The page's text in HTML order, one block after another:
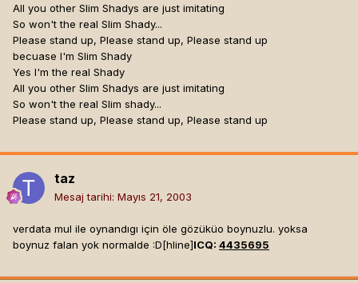
All you other Slim Shadys are just imitating
So won't the real Slim Shady...
Please stand up, Please stand up, Please stand up
becuase I'm Slim Shady
Yes I'm the real Shady
All you other Slim Shadys are just imitating
So won't the real Slim shady...
Please stand up, Please stand up, Please stand up
taz
Mesaj tarihi: Mayıs 21, 2003
verdata mul ile oynandıgı için öle gözüküo boynuzlu. yoksa
boynuz falan yok normalde :D[hline]ICQ: 4435695